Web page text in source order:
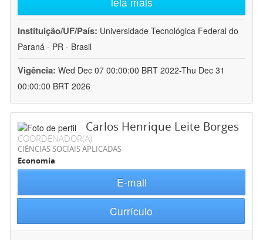
Instituição/UF/País: Universidade Tecnológica Federal do
Paraná - PR - Brasil
Vigência: Wed Dec 07 00:00:00 BRT 2022-Thu Dec 31
00:00:00 BRT 2026
Carlos Henrique Leite Borges
COORDENADOR(A)
CIÊNCIAS SOCIAIS APLICADAS
Economia
E-mail
Currículo